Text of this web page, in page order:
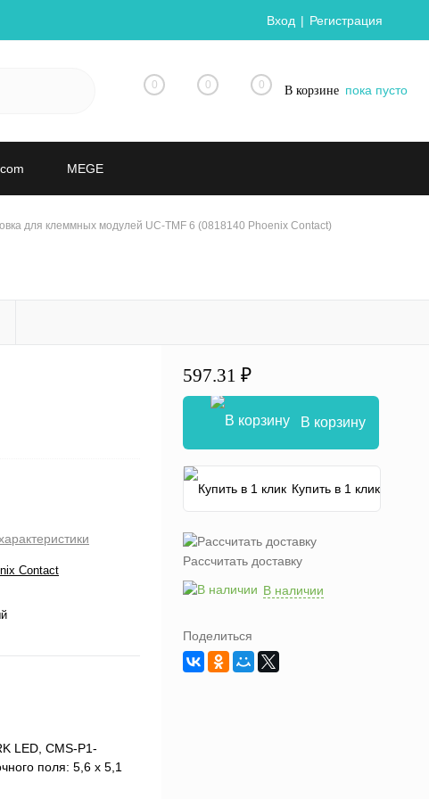
Вход Регистрация
0 0 0 В корзине пока пусто
MEGE
для клеммных модулей UC-TMF 6 (0818140 Phoenix Contact)
Contact
LED, CMS-P1-
поля: 5,6 х 5,1
597.31 ₽
В корзину
Купить в 1 клик
Рассчитать доставку
В наличии
Поделиться